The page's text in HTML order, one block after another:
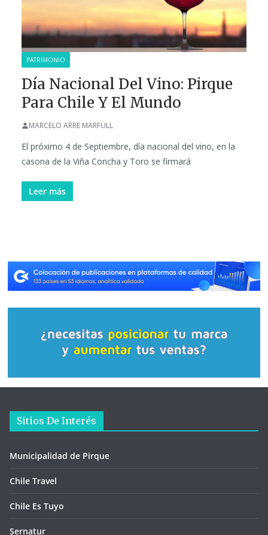
PATRIMONIO
Día Nacional Del Vino: Pirque
Para Chile Y El Mundo
MARCELO ARRE MARFULL
El próximo 4 de Septiembre, día nacional del vino, en la
casona de la Viña Concha y Toro se firmará
Leer más
Sitios De Interés
Municipalidad de Pirque
Chile Travel
Chile Es Tuyo
Sernatur